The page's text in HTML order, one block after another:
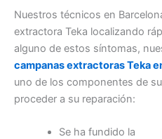
Nuestros técnicos en
extractora Teka localizando
alguno de estos síntomas,
campanas extractoras Teka
uno de los componentes de
proceder a su reparación:
Se ha fundido la